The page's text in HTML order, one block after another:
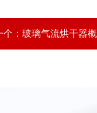
： 玻璃气流烘干器